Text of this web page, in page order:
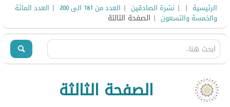
الرئيسية |
| نشرة الصادقين | العدد من 181 الى 200 | العدد المائة
والخمسة والتسعون | الصفحة الثالثة
الصفحة الثالثة